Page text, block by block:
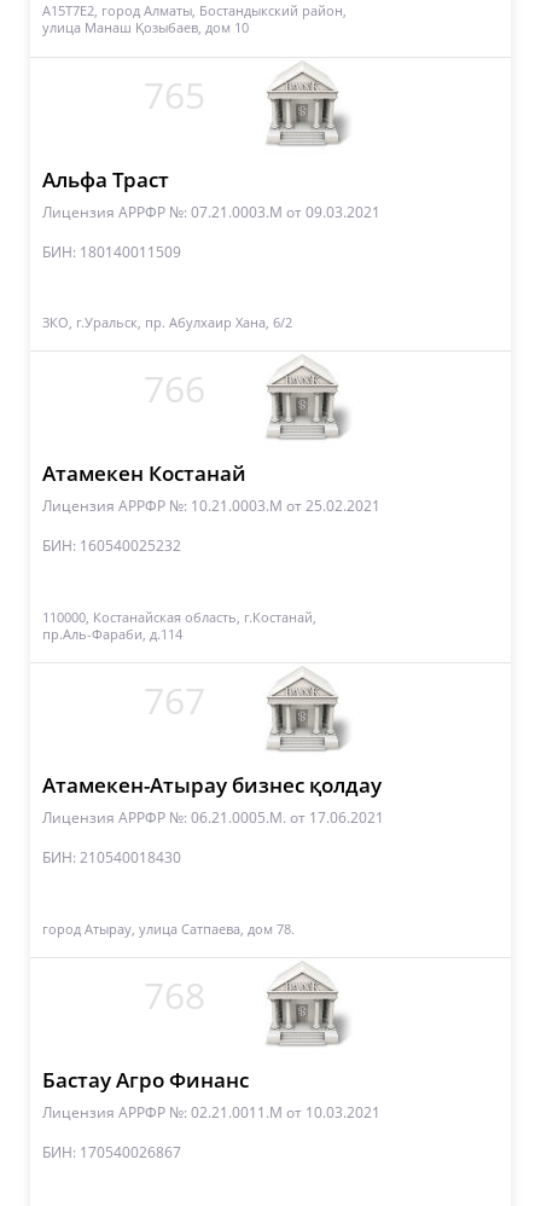
A15T7E2, город Алматы, Бостандыкский район,
улица Манаш Қозыбаев, дом 10
765
Альфа Траст
Лицензия АРРФР №: 07.21.0003.М от 09.03.2021
БИН: 180140011509
ЗКО, г.Уральск, пр. Абулхаир Хана, 6/2
766
Атамекен Костанай
Лицензия АРРФР №: 10.21.0003.М от 25.02.2021
БИН: 160540025232
110000, Костанайская область, г.Костанай,
пр.Аль-Фараби, д.114
767
Атамекен-Атырау бизнес қолдау
Лицензия АРРФР №: 06.21.0005.М. от 17.06.2021
БИН: 210540018430
город Атырау, улица Сатпаева, дом 78.
768
Бастау Агро Финанс
Лицензия АРРФР №: 02.21.0011.М от 10.03.2021
БИН: 170540026867